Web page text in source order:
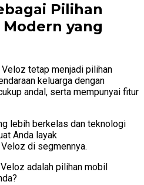
Pilihan
yang
tetap menjadi pilihan
keluarga dengan
andal, serta mempunyai fitur
lebih berkelas dan teknologi
Anda layak
di segmennya.
adalah pilihan mobil